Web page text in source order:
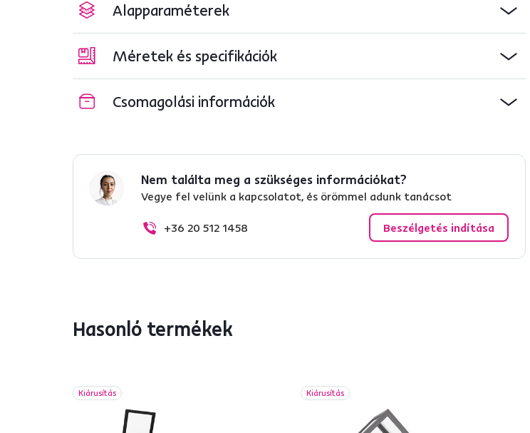
Alapparaméterek
Méretek és specifikációk
Csomagolási információk
Nem találta meg a szükséges információkat?
Vegye fel velünk a kapcsolatot, és örömmel adunk tanácsot
+36 20 512 1458 Beszélgetés indítása
Hasonló termékek
Kiárusítás Kiárusítás